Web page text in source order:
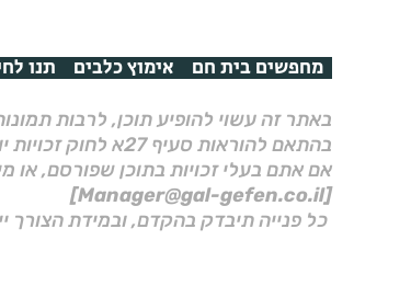
מחפשים בית חם אימוץ כלבים תנו
באתר זה עשוי להופיע תוכן, לרבות
בהתאם להוראות סעיף 27א לחוק זכויות יוצרים, התשס"ח–2007.
אם אתם בעלי זכויות בתוכן שפורסם, או
[Manager@gal-gefen.co.il]
כל פנייה תיבדק בהקדם, ובמידת הצורך